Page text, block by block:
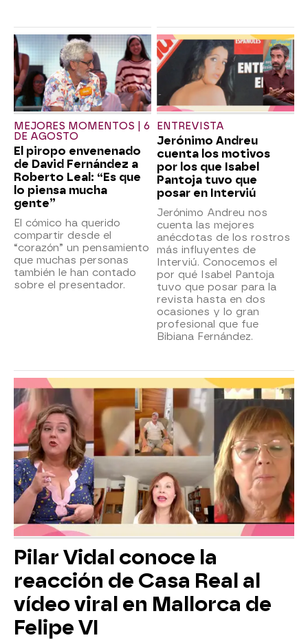
MEJORES MOMENTOS | 6
DE AGOSTO
El piropo envenenado
de David Fernández a
Roberto Leal: “Es que
lo piensa mucha
gente”
El cómico ha querido
compartir desde el
“corazón” un pensamiento
que muchas personas
también le han contado
sobre el presentador.
ENTREVISTA
Jerónimo Andreu
cuenta los motivos
por los que Isabel
Pantoja tuvo que
posar en Interviú
Jerónimo Andreu nos
cuenta las mejores
anécdotas de los rostros
más influyentes de
Interviú. Conocemos el
por qué Isabel Pantoja
tuvo que posar para la
revista hasta en dos
ocasiones y lo gran
profesional que fue
Bibiana Fernández.
Pilar Vidal conoce la
reacción de Casa Real al
vídeo viral en Mallorca de
Felipe VI